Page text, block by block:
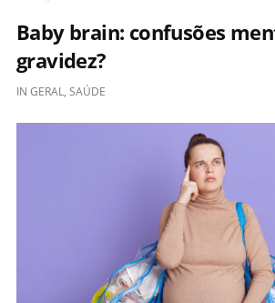
Baby brain: confusões
gravidez?
IN GERAL, SAÚDE